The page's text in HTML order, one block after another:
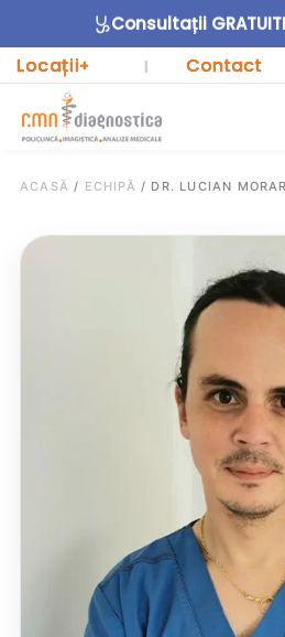
Consultații
Locații+ | Contact
ACASĂ / ECHIPĂ / DR. LUCIAN